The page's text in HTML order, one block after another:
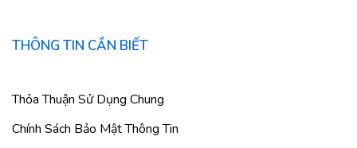
THÔNG TIN CẦN BIẾT
Thỏa Thuận Sử Dụng Chung
Chính Sách Bảo Mật Thông Tin